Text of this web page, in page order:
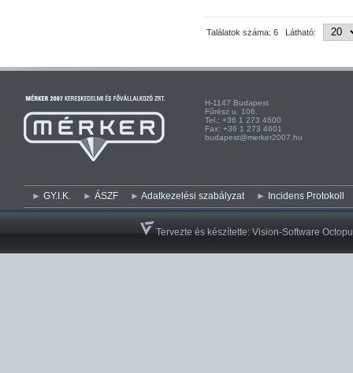
Találatok száma: 6 Látható:
H-1147 Budapest H-
Fűrész u. 106.
Tel.: +36 1 273 4600
Fax: +36 1 273 4601
budapest@merker2007.hu
GY.I.K. ÁSZF Adatkezelési szabályzat Incidens Protokoll
Tervezte és készítette:Vision-Software